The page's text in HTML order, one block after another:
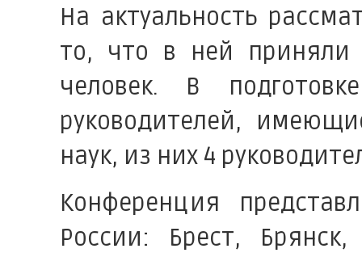
На актуальность
то, что в ней приняли
человек. В
руководителей,
наук, из них 4
Конференция
России: Брест, Брянск,